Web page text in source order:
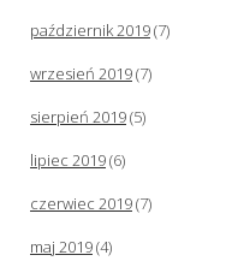
październik 2019(7)
wrzesień 2019(7)
sierpień 2019(5)
lipiec 2019(6)
czerwiec 2019(7)
maj 2019(4)